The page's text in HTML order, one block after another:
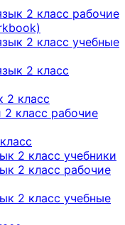
2 класс рабочие
2 класс учебные
2 класс
2 класс
класс рабочие
2 класс учебники
2 класс рабочие
2 класс учебные